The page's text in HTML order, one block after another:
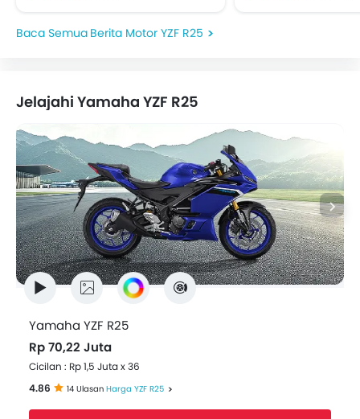
Synergy Ride Fun Experience
di Jakarta, Sabtu...
Berita Motor YZF R25
Jelajahi Yamaha YZF R25
Yamaha YZF R25
Rp 70,22 Juta
Cicilan : Rp 1,5 Juta x 36
4.86
14 Ulasan Harga YZF R25